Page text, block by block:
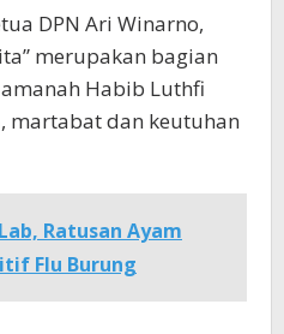
DPN Ari Winarno,
merupakan bagian
Habib Luthfi
martabat dan keutuhan
Ratusan Ayam
Flu Burung